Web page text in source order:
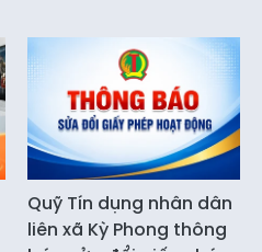
Quỹ Tín dụng nhân dân
liên xã Kỳ Phong thông